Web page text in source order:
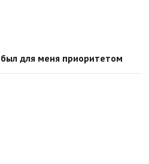
был для меня приоритетом